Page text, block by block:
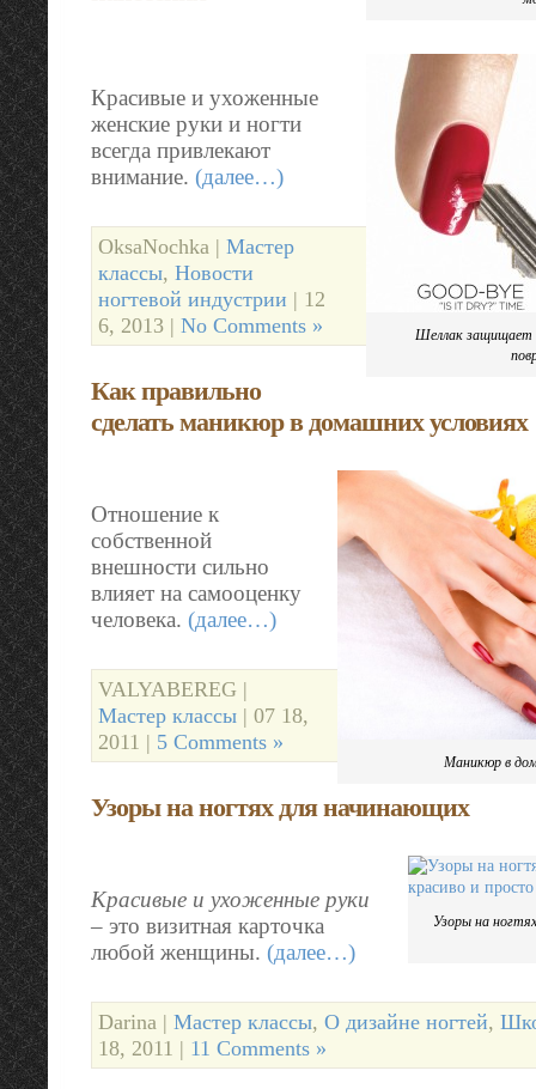
Шеллак защищает
Красивые и ухоженные
женские руки и ногти
всегда привлекают
внимание. (далее…)
OksaNochka | Мастер
классы, Новости
ногтевой индустрии | 12
6, 2013 | No Comments »
Как правильно
сделать маникюр в домашних условиях
Маникюр в
Отношение к
собственной
внешности сильно
влияет на самооценку
человека. (далее…)
VALYABEREG |
Мастер классы | 07 18,
2011 | 5 Comments »
Узоры на ногтях для начинающих
Узоры на
Красивые и ухоженные руки
– это визитная карточка
любой женщины. (далее…)
Darina | Мастер классы, О дизайне ногтей,
18, 2011 | 11 Comments »